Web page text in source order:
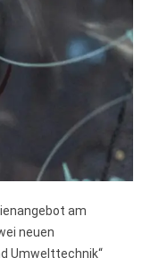
am
neuen
Umwelttechnik“